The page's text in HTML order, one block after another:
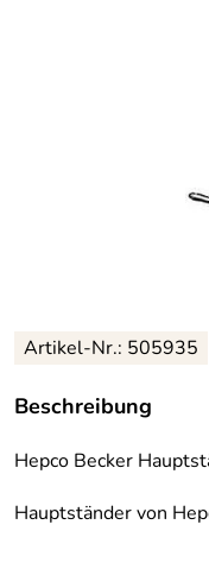
Artikel-Nr.: 505935
Beschreibung
Hepco Becker
Hauptständer von